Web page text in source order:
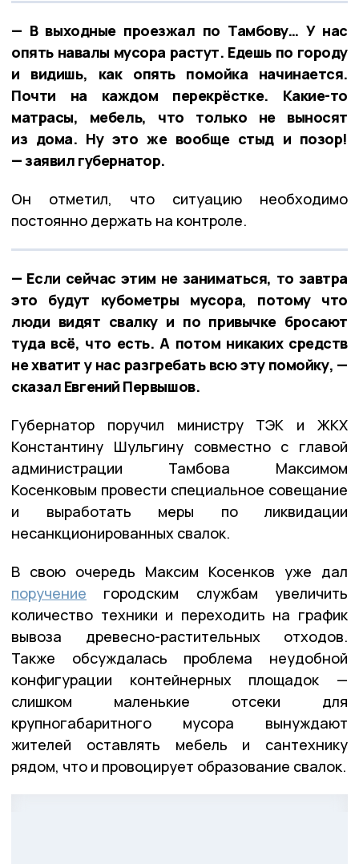
— В выходные проезжал по Тамбову… У нас
опять навалы мусора растут. Едешь по городу
и видишь, как опять помойка начинается.
Почти на каждом перекрёстке. Какие-то
матрасы, мебель, что только не выносят
из дома. Ну это же вообще стыд и позор!
— заявил губернатор.
Он отметил, что ситуацию необходимо
постоянно держать на контроле.
— Если сейчас этим не заниматься, то завтра
это будут кубометры мусора, потому что
люди видят свалку и по привычке бросают
туда всё, что есть. А потом никаких средств
не хватит у нас разгребать всю эту помойку, —
сказал Евгений Первышов.
Губернатор поручил министру ТЭК и ЖКХ
Константину Шульгину совместно с главой
администрации Тамбова Максимом
Косенковым провести специальное совещание
и выработать меры по ликвидации
несанкционированных свалок.
В свою очередь Максим Косенков уже дал
поручение городским службам увеличить
количество техники и переходить на график
вывоза древесно-растительных отходов.
Также обсуждалась проблема неудобной
конфигурации контейнерных площадок —
слишком маленькие отсеки для
крупногабаритного мусора вынуждают
жителей оставлять мебель и сантехнику
рядом, что и провоцирует образование свалок.